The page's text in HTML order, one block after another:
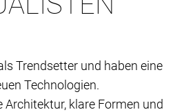
Trendsetter und haben eine
Technologien.
Architektur, klare Formen und